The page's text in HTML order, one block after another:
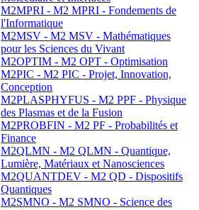
M2MPRI - M2 MPRI - Fondements de
l'Informatique
M2MSV - M2 MSV - Mathématiques
pour les Sciences du Vivant
M2OPTIM - M2 OPT - Optimisation
M2PIC - M2 PIC - Projet, Innovation,
Conception
M2PLASPHYFUS - M2 PPF - Physique
des Plasmas et de la Fusion
M2PROBFIN - M2 PF - Probabilités et
Finance
M2QLMN - M2 QLMN - Quantique,
Lumière, Matériaux et Nanosciences
M2QUANTDEV - M2 QD - Dispositifs
Quantiques
M2SMNO - M2 SMNO - Science des